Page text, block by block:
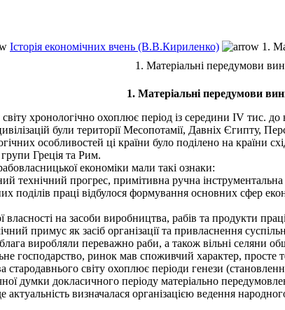
Історія економічних вчень (В.В.Кириленко)
1.
1. Матеріальні передумови
1. Матеріальні передумови
світу хронологічно охоплює період із середини IV тис.
були території Месопотамії, Давніх Єгипту,
особливостей ці країни було поділено на країни
групи Греція та Рим.
економіки мали такі ознаки:
технічний прогрес, примітивна ручна
поділів праці відбулося формування основних сфер
на засоби виробництва, рабів та продукти
примус як засіб організації та привласнення
виробляли переважно раби, а також вільні селяни
господарство, ринок мав споживчий характер, просте
стародавнього світу охоплює періоди генези
думки докласичного періоду матеріально
актуальність визначалася організацією ведення